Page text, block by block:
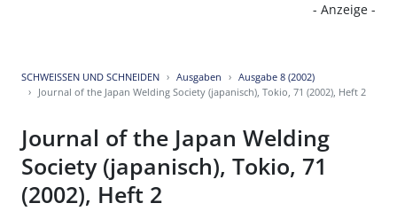
- Anzeige -
SCHWEISSEN UND SCHNEIDEN Ausgaben
Ausgabe 8 (2002)
Journal of the Japan Welding Society (japanisch), Tokio, 71 (2002), Heft 2
Journal of the Japan Welding
Society (japanisch), Tokio, 71
(2002), Heft 2